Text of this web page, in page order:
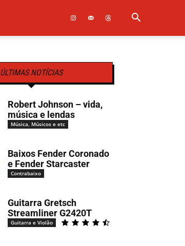
ÚLTIMAS NOTÍCIAS
Robert Johnson – vida,
música e lendas
Música, Músicos e etc
Baixos Fender Coronado
e Fender Starcaster
Contrabaixo
Guitarra Gretsch
Streamliner G2420T
Guitarra e Violão